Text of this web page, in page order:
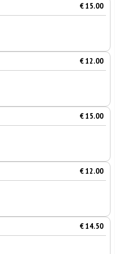
€ 15.00
€ 12.00
€ 15.00
€ 12.00
€ 14.50